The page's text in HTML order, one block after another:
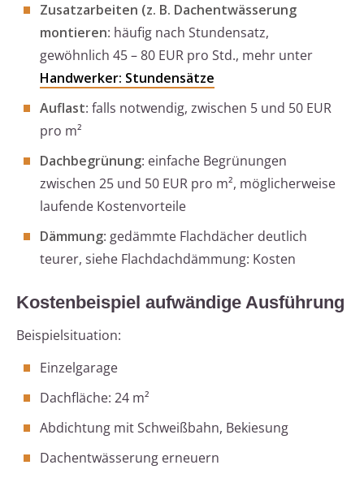
Zusatzarbeiten (z. B. Dachentwässerung
montieren: häufig nach Stundensatz,
gewöhnlich 45 – 80 EUR pro Std., mehr unter
Handwerker: Stundensätze
Auflast: falls notwendig, zwischen 5 und 50 EUR
pro m²
Dachbegrünung: einfache Begrünungen
zwischen 25 und 50 EUR pro m², möglicherweise
laufende Kostenvorteile
Dämmung: gedämmte Flachdächer deutlich
teurer, siehe Flachdachdämmung: Kosten
Kostenbeispiel aufwändige Ausführung
Beispielsituation:
Einzelgarage
Dachfläche: 24 m²
Abdichtung mit Schweißbahn, Bekiesung
Dachentwässerung erneuern